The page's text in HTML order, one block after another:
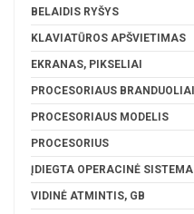
BELAIDIS RYŠYS
KLAVIATŪROS APŠVIETIMAS
EKRANAS, PIKSELIAI
PROCESORIAUS BRANDUOLIAI
PROCESORIAUS MODELIS
PROCESORIUS
ĮDIEGTA OPERACINĖ SISTEMA
VIDINĖ ATMINTIS, GB